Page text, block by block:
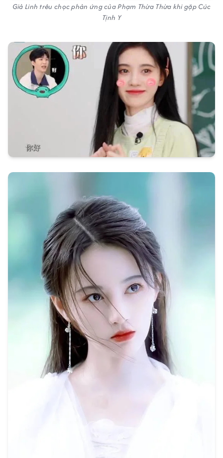
Giả Linh trêu chọc phản ứng của Phạm Thừa Thừa khi gặp Cúc
Tịnh Y